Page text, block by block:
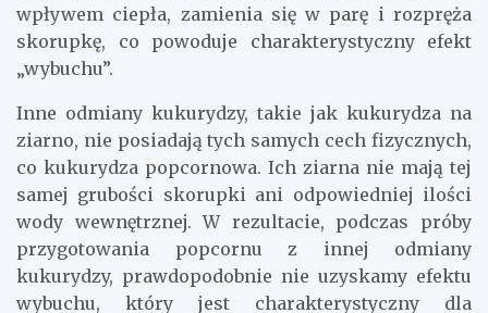
wpływem ciepła, zamienia się w parę i rozpręża
skorupkę, co powoduje charakterystyczny efekt
„wybuchu”.
Inne odmiany kukurydzy, takie jak kukurydza na
ziarno, nie posiadają tych samych cech fizycznych,
co kukurydza popcornowa. Ich ziarna nie mają tej
samej grubości skorupki ani odpowiedniej ilości
wody wewnętrznej. W rezultacie, podczas próby
przygotowania popcornu z innej odmiany
kukurydzy, prawdopodobnie nie uzyskamy efektu
wybuchu, który jest charakterystyczny dla